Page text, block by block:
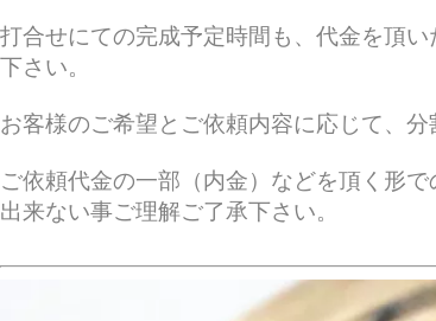
打合せにての完成予定時間も、代金を頂
下さい。
お客様のご希望とご依頼内容に応じて、
ご依頼代金の一部（内金）などを頂く形
出来ない事ご理解ご了承下さい。